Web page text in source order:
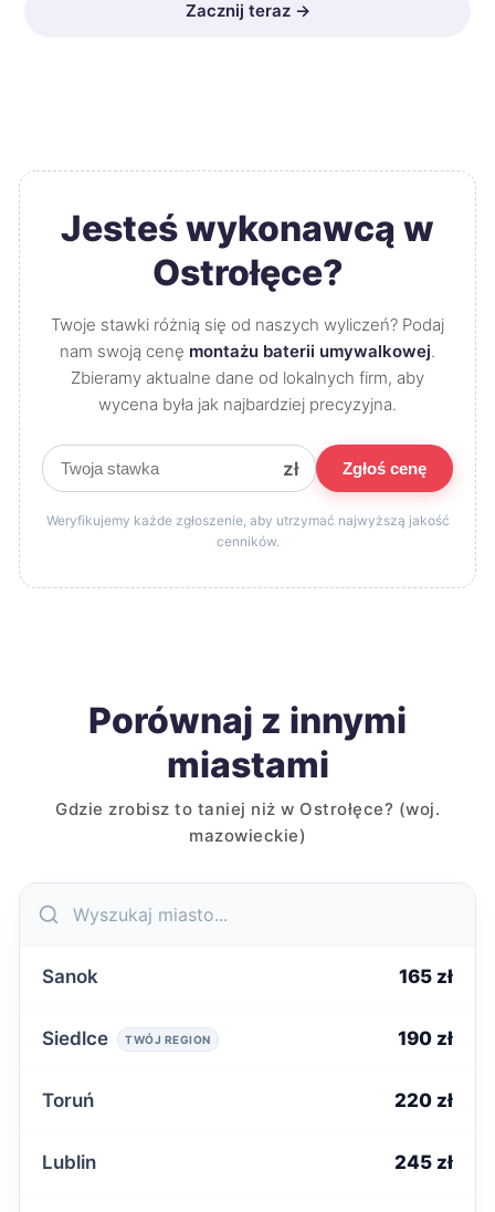
Zacznij teraz →
Jesteś wykonawcą w
Ostrołęce?
Twoje stawki różnią się od naszych wyliczeń? Podaj
nam swoją cenę montażu baterii umywalkowej.
Zbieramy aktualne dane od lokalnych firm, aby
wycena była jak najbardziej precyzyjna.
zł Zgłoś cenę
Weryfikujemy każde zgłoszenie, aby utrzymać najwyższą jakość
cenników.
Porównaj z innymi
miastami
Gdzie zrobisz to taniej niż w Ostrołęce? (woj.
mazowieckie)
Sanok 165 zł
Siedlce TWÓJ REGION 190 zł
Toruń 220 zł
Lublin 245 zł